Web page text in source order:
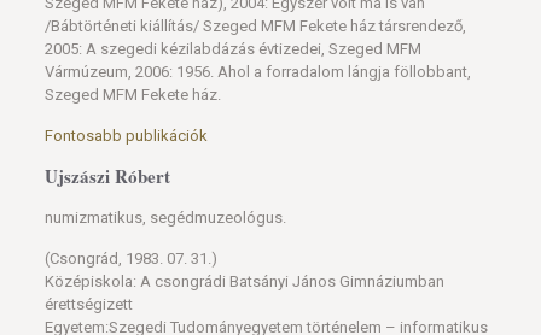
/Bábtörténeti kiállítás/ Szeged MFM Fekete ház társrendező,
2005: A szegedi kézilabdázás évtizedei, Szeged MFM
Vármúzeum, 2006: 1956. Ahol a forradalom lángja föllobbant,
Szeged MFM Fekete ház.
Fontosabb publikációk
Ujszászi Róbert
numizmatikus, segédmuzeológus.
(Csongrád, 1983. 07. 31.)
Középiskola: A csongrádi Batsányi János Gimnáziumban
érettségizett
Egyetem:Szegedi Tudományegyetem történelem – informatikus